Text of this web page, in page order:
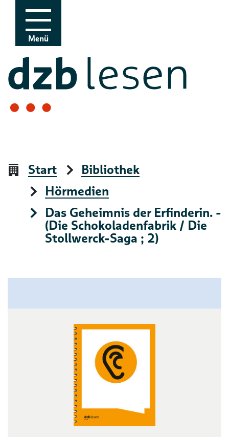
Zur Navigation
Zum Inhalt
Menü
Start
Bibliothek
Hörmedien
Das Geheimnis der Erfinderin. -
(Die Schokoladenfabrik / Die
Stollwerck-Saga ; 2)